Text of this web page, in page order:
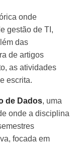
onde
gestão de TI,
das
de artigos
as atividades
escrita.
de Dados, uma
onde a disciplina
focada em